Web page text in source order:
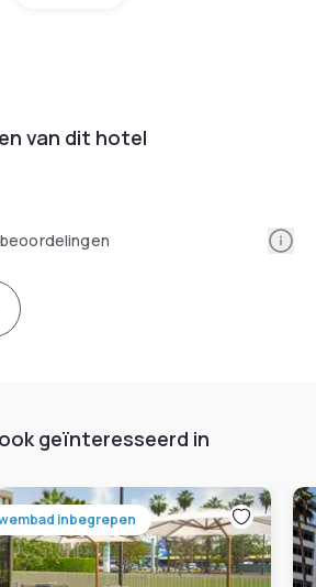
van dit hotel
beoordelingen
geïnteresseerd in
inbegrepen